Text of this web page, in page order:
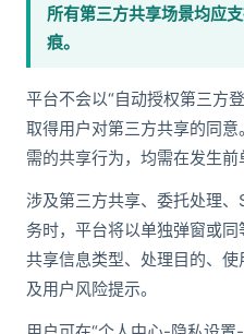
所有第三方共享场景均应
痕。
平台不会以“自动授权第三方
取得用户对第三方共享的同
需的共享行为，均需在发生前
涉及第三方共享、委托处理
务时，平台将以单独弹窗或同
共享信息类型、处理目的、
及用户风险提示。